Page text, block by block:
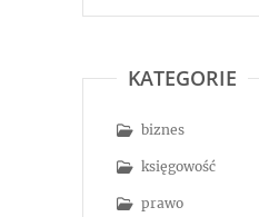
KATEGORIE
biznes
księgowość
prawo